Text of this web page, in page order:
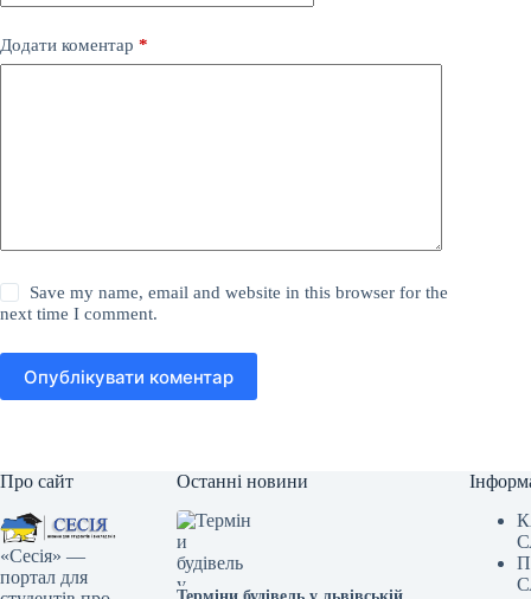
Додати коментар *
Save my name, email and website in this browser for the
next time I comment.
Опублікувати коментар
Про сайт
«Сесія» —
портал для
Останні новини